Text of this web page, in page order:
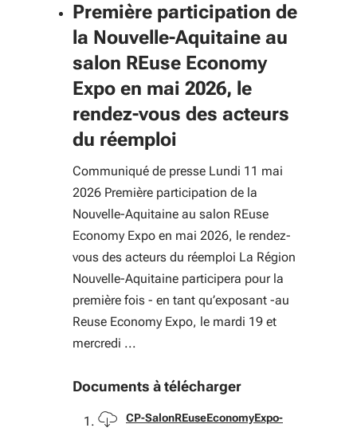
Première participation de
la Nouvelle-Aquitaine au
salon REuse Economy
Expo en mai 2026, le
rendez-vous des acteurs
du réemploi
Communiqué de presse Lundi 11 mai
2026 Première participation de la
Nouvelle-Aquitaine au salon REuse
Economy Expo en mai 2026, le rendez-
vous des acteurs du réemploi La Région
Nouvelle-Aquitaine participera pour la
première fois - en tant qu’exposant -au
Reuse Economy Expo, le mardi 19 et
mercredi ...
Documents à télécharger
Télécharger
CP-SalonREuseEconomyExpo-